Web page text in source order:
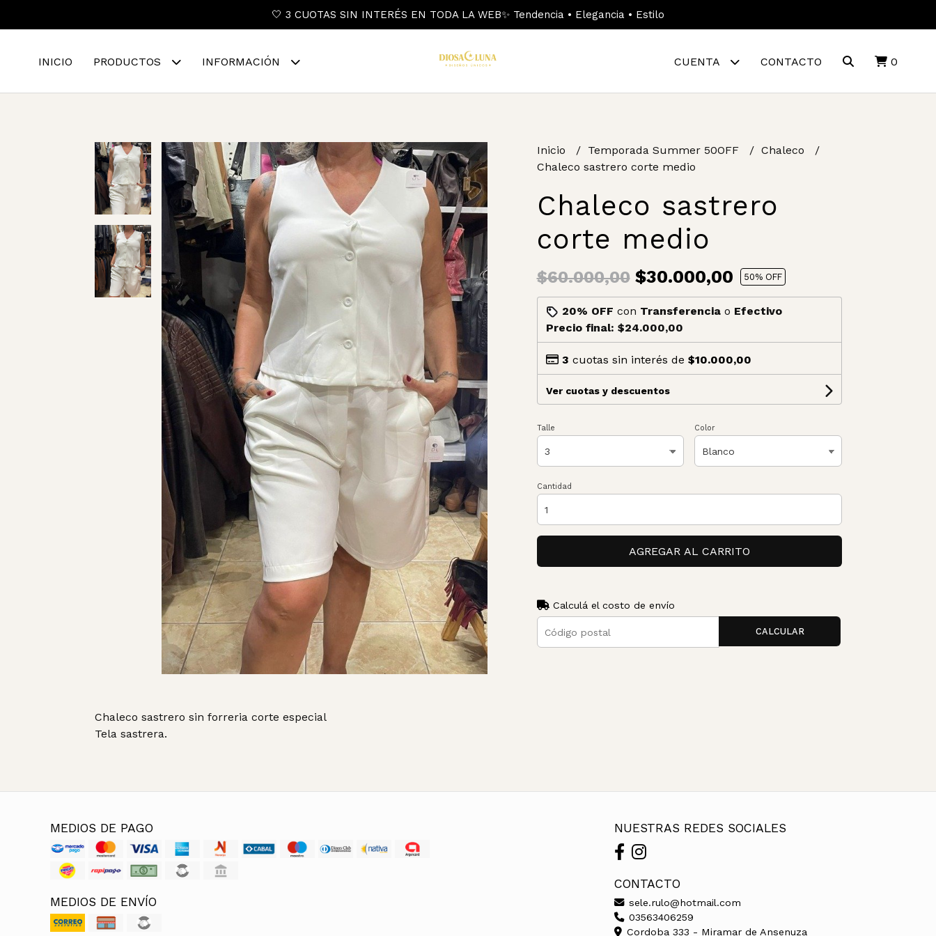
🤍 3 CUOTAS SIN INTERÉS EN TODA LA WEB✨ Tendencia • Elegancia • Estilo
INICIO PRODUCTOS INFORMACIÓN CUENTA CONTACTO 0
Chaleco sastrero sin forreria corte especial
Tela sastrera.
Inicio Temporada Summer 50OFF
Chaleco
Chaleco sastrero corte medio
Chaleco sastrero
corte medio
$60.000,00$30.000,00 50% OFF
20% OFF con Transferenciao Efectivo
Precio final: $24.000,00
3 cuotas sin interés de $10.000,00
Ver cuotas y descuentos
Talle Color
Cantidad
AGREGAR AL CARRITO
Calculá el costo de envío
CALCULAR
MEDIOS DE PAGO
MEDIOS DE ENVÍO
NUESTRAS REDES SOCIALES
CONTACTO
sele.rulo@hotmail.com
03563406259
Cordoba 333 - Miramar de Ansenuza